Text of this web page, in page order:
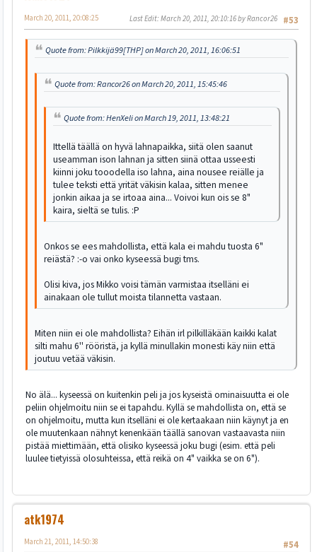
#53
March 20, 2011, 20:08:25 Last Edit: March 20, 2011, 20:10:16 by Rancor26
Quote from: Pilkkijä99[THP] on March 20, 2011, 16:06:51
Quote from: Rancor26 on March 20, 2011, 15:45:46
Quote from: HenXeli on March 19, 2011, 13:48:21
Ittellä täällä on hyvä lahnapaikka, siitä olen saanut
useamman ison lahnan ja sitten siinä ottaa usseesti
kiinni joku tooodella iso lahna, aina nousee reiälle ja
tulee teksti että yrität väkisin kalaa, sitten menee
jonkin aikaa ja se irtoaa aina... Voivoi kun ois se 8"
kaira, sieltä se tulis. :P
Onkos se ees mahdollista, että kala ei mahdu tuosta 6"
reiästä? :-o vai onko kyseessä bugi tms.
Olisi kiva, jos Mikko voisi tämän varmistaa itselläni ei
ainakaan ole tullut moista tilannetta vastaan.
Miten niin ei ole mahdollista? Eihän irl pilkilläkään kaikki kalat
silti mahu 6'' rööristä, ja kyllä minullakin monesti käy niin että
joutuu vetää väkisin.
No älä... kyseessä on kuitenkin peli ja jos kyseistä ominaisuutta ei ole
peliin ohjelmoitu niin se ei tapahdu. Kyllä se mahdollista on, että se
on ohjelmoitu, mutta kun itselläni ei ole kertaakaan niin käynyt ja en
ole muutenkaan nähnyt kenenkään täällä sanovan vastaavasta niin
pistää miettimään, että olisiko kyseessä joku bugi (esim. että peli
luulee tietyissä olosuhteissa, että reikä on 4" vaikka se on 6").
atk1974
#54
March 21, 2011, 14:50:38